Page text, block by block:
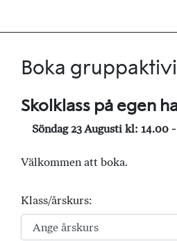
Boka
Skolklass på egen
Söndag 23 Augusti kl: 14.00
Välkommen att boka.
Klass/årskurs: